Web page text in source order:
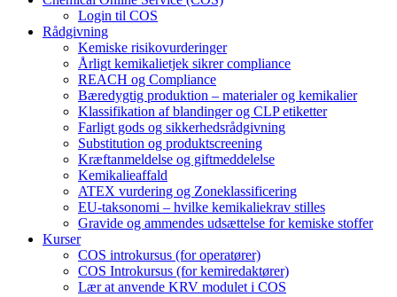
Login til COS
Rådgivning
Kemiske risikovurderinger
Årligt kemikalietjek sikrer compliance
REACH og Compliance
Bæredygtig produktion – materialer og kemikalier
Klassifikation af blandinger og CLP etiketter
Farligt gods og sikkerhedsrådgivning
Substitution og produktscreening
Kræftanmeldelse og giftmeddelelse
Kemikalieaffald
ATEX vurdering og Zoneklassificering
EU-taksonomi – hvilke kemikaliekrav stilles
Gravide og ammendes udsættelse for kemiske stoffer
Kurser
COS introkursus (for operatører)
COS Introkursus (for kemiredaktører)
Lær at anvende KRV modulet i COS